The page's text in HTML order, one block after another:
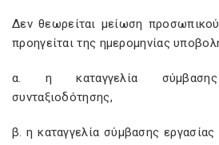
Δεν θεωρείται μείωση
προηγείται της ημερομηνίας
α. η καταγγελία
συνταξιοδότησης,
β. η καταγγελία σύμβασης